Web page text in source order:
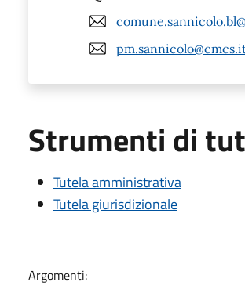
Strumenti di
Tutela amministrativa
Tutela giurisdizionale
Argomenti: